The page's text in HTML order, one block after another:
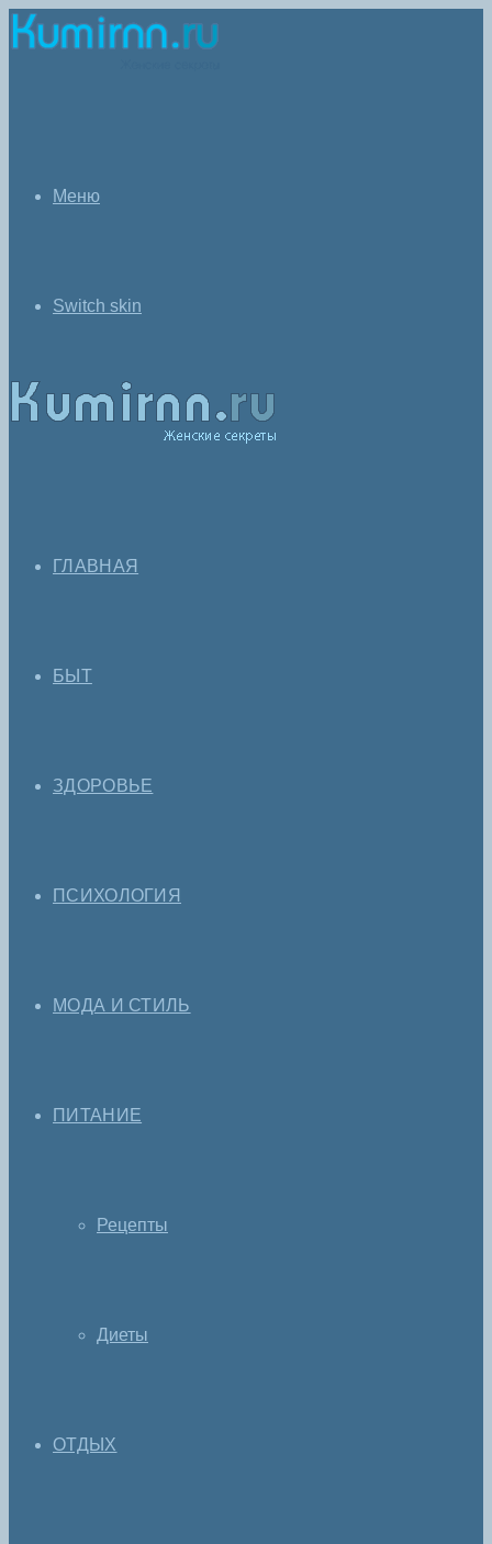
Меню
Switch skin
ГЛАВНАЯ
БЫТ
ЗДОРОВЬЕ
ПСИХОЛОГИЯ
МОДА И СТИЛЬ
ПИТАНИЕ
Рецепты
Диеты
ОТДЫХ